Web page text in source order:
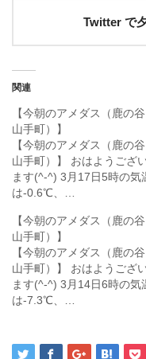
Twitter で
関連
【今朝のアメダス（鹿の谷
山手町）】
【今朝のアメダス（鹿の谷
山手町）】 おはようござ
ます(^-^) 3月17日5時の気
は-0.6℃、…
【今朝のアメダス（鹿の谷
山手町）】
【今朝のアメダス（鹿の谷
山手町）】 おはようござ
ます(^-^) 3月14日6時の気
は-7.3℃、…